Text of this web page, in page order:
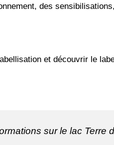
des
et découvrir le
sur le lac Terre